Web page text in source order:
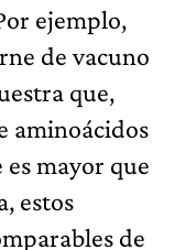
ejemplo,
de vacuno
que,
aminoácidos
es mayor que
estos
de